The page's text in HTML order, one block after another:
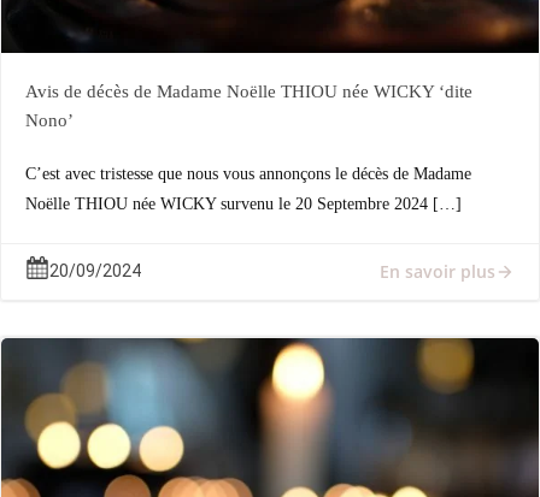
Avis de décès de Madame Noëlle THIOU née WICKY ‘dite
Nono’
C’est avec tristesse que nous vous annonçons le décès de Madame
Noëlle THIOU née WICKY survenu le 20 Septembre 2024 […]
20/09/2024 En savoir plus